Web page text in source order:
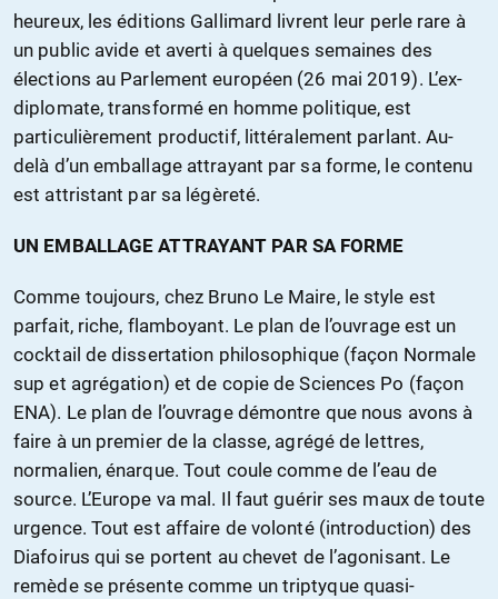
heureux, les éditions Gallimard livrent leur perle rare à
un public avide et averti à quelques semaines des
élections au Parlement européen (26 mai 2019). L’ex-
diplomate, transformé en homme politique, est
particulièrement productif, littéralement parlant. Au-
delà d’un emballage attrayant par sa forme, le contenu
est attristant par sa légèreté.
UN EMBALLAGE ATTRAYANT PAR SA FORME
Comme toujours, chez Bruno Le Maire, le style est
parfait, riche, flamboyant. Le plan de l’ouvrage est un
cocktail de dissertation philosophique (façon Normale
sup et agrégation) et de copie de Sciences Po (façon
ENA). Le plan de l’ouvrage démontre que nous avons à
faire à un premier de la classe, agrégé de lettres,
normalien, énarque. Tout coule comme de l’eau de
source. L’Europe va mal. Il faut guérir ses maux de toute
urgence. Tout est affaire de volonté (introduction) des
Diafoirus qui se portent au chevet de l’agonisant. Le
remède se présente comme un triptyque quasi-